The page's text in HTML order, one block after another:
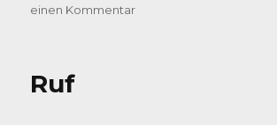
am
einen Kommentarzu
Ruf